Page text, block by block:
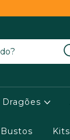
Dragões
Bustos Kits